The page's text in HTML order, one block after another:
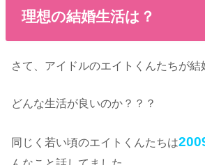
理想の結婚生活は？
さて、アイドルのエイトくんたちが結
どんな生活が良いのか？？？
同じく若い頃のエイトくんたちは